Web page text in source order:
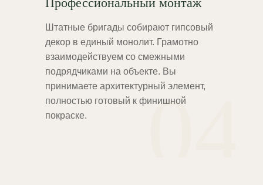
04
Штатные бригады собирают гипсовый
декор в единый монолит. Грамотно
взаимодействуем со смежными
подрядчиками на объекте. Вы
принимаете архитектурный элемент,
полностью готовый к финишной
покраске.